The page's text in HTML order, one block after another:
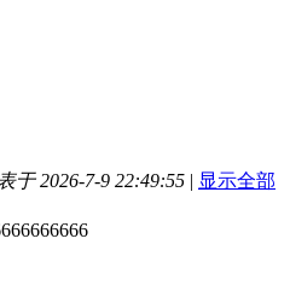
于 2026-7-9 22:49:55 | 显示全部